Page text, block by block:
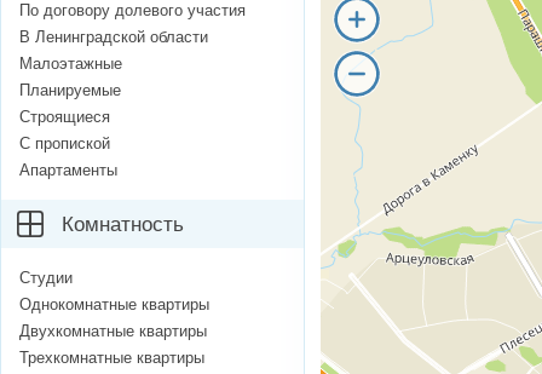
По договору долевого участия
В Ленинградской области
Малоэтажные
Планируемые
Строящиеся
С пропиской
Апартаменты
Комнатность
Студии
Однокомнатные квартиры
Двухкомнатные квартиры
Трехкомнатные квартиры